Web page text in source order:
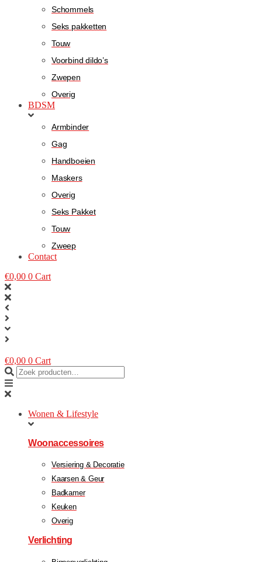
Schommels
Seks pakketten
Touw
Voorbind dildo’s
Zwepen
Overig
BDSM
Armbinder
Gag
Handboeien
Maskers
Overig
Seks Pakket
Touw
Zweep
Contact
€0,00 0 Cart
€0,00 0 Cart
Wonen & Lifestyle
Woonaccessoires
Versiering & Decoratie
Kaarsen & Geur
Badkamer
Keuken
Overig
Verlichting